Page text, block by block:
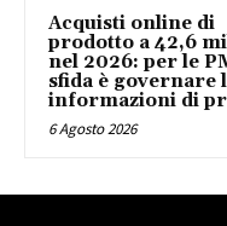
Acquisti online di
prodotto a 42,6
nel 2026: per le
sfida è governare
informazioni di
6 Agosto 2026